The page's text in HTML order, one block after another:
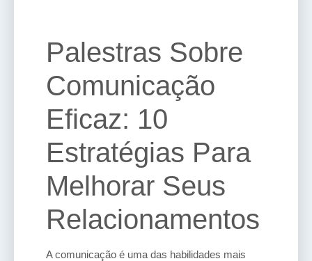
Palestras Sobre
Comunicação
Eficaz: 10
Estratégias Para
Melhorar Seus
Relacionamentos
A comunicação é uma das habilidades mais